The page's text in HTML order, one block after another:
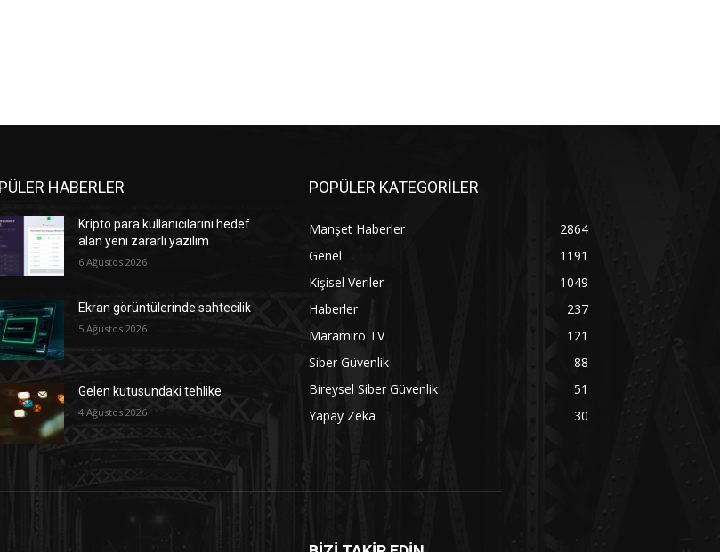
HABERLER
Kripto para kullanıcılarını hedef
alan yeni zararlı yazılım
6 Ağustos 2026
Ekran görüntülerinde sahtecilik
5 Ağustos 2026
Gelen kutusundaki tehlike
4 Ağustos 2026
POPÜLER KATEGORİLER
Manşet Haberler
2864
Genel
1191
Kişisel Veriler
1049
Haberler
237
Maramiro TV
121
Siber Güvenlik
88
Bireysel Siber Güvenlik
51
Yapay Zeka
30